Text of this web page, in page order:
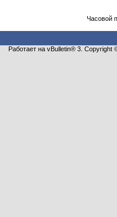
Часовой
Работает на vBulletin® 3.